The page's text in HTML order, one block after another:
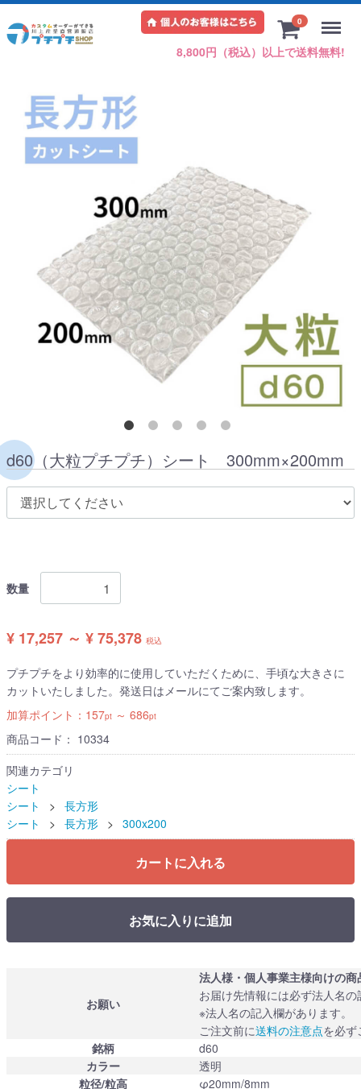
0
8,800円（税込）以上で送料無料!
Menu
d60（大粒プチプチ）シート 300mm×200mm
数量
¥ 17,257 ～ ¥ 75,378 税込
プチプチをより効率的に使用していただくために、手頃な大きさに
カットいたしました。発送日はメールにてご案内致します。
加算ポイント： 157pt ～ 686pt
商品コード： 10334
関連カテゴリ
シート
シート
長方形
シート
長方形 300x200
カートに入れる
お気に入りに追加
お願い
法人様・個人事業主様向けの商
お届け先情報には必ず法人名
※法人名の記入欄があります。
ご注文前に送料の注意点を必ず
銘柄
d60
カラー
透明
粒径/粒高
φ20mm/8mm